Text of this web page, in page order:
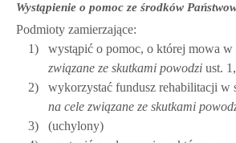
Wystąpienie o pomoc ze środków
Podmioty zamierzające:
1)
wystąpić o pomoc, o której mowa w
związane ze skutkami powodzi ust. 1,
2)
wykorzystać fundusz rehabilitacji w
na cele związane ze skutkami
3)
(uchylony)